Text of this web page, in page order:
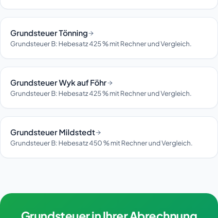
Grundsteuer Tönning
Grundsteuer B: Hebesatz 425 % mit Rechner und Vergleich.
Grundsteuer Wyk auf Föhr
Grundsteuer B: Hebesatz 425 % mit Rechner und Vergleich.
Grundsteuer Mildstedt
Grundsteuer B: Hebesatz 450 % mit Rechner und Vergleich.